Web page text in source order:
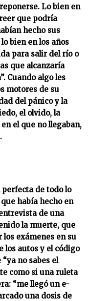
Lo bien en
que podría
hecho sus
bien en los años
para salir del río o
que alcanzaría
Cuando algo les
motores de su
del pánico y la
el olvido, la
el que no llegaban,
de todo lo
había hecho en
de una
la muerte, que
los exámenes en su
los autos y el código
no sabes el
como si una ruleta
“me llegó un e-
una dosis de